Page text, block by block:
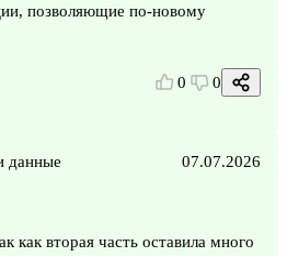
позволяющие по-новому
0 0
данные 07.07.2026
как вторая часть оставила много